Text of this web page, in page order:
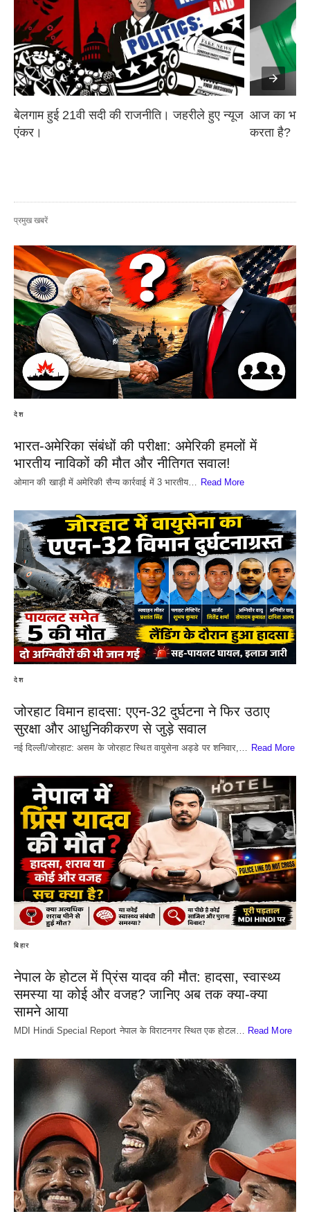
बेलगाम हुई 21वी सदी की राजनीति। जहरीले हुए न्यूज
एंकर।
आज का
करता है?
प्रमुख खबरें
देश
भारत-अमेरिका संबंधों की परीक्षा: अमेरिकी हमलों में
भारतीय नाविकों की मौत और नीतिगत सवाल!
​ओमान की खाड़ी में अमेरिकी सैन्य कार्रवाई में 3 भारतीय… Read More
देश
जोरहाट विमान हादसा: एएन-32 दुर्घटना ने फिर उठाए
सुरक्षा और आधुनिकीकरण से जुड़े सवाल
नई दिल्ली/जोरहाट: असम के जोरहाट स्थित वायुसेना अड्डे पर शनिवार,… Read More
बिहार
नेपाल के होटल में प्रिंस यादव की मौत: हादसा, स्वास्थ्य
समस्या या कोई और वजह? जानिए अब तक क्या-क्या
सामने आया
MDI Hindi Special Report नेपाल के विराटनगर स्थित एक होटल… Read More